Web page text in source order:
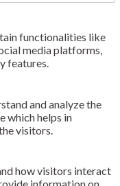
functionalities like
media platforms,
features.
and analyze the
which helps in
visitors.
how visitors interact